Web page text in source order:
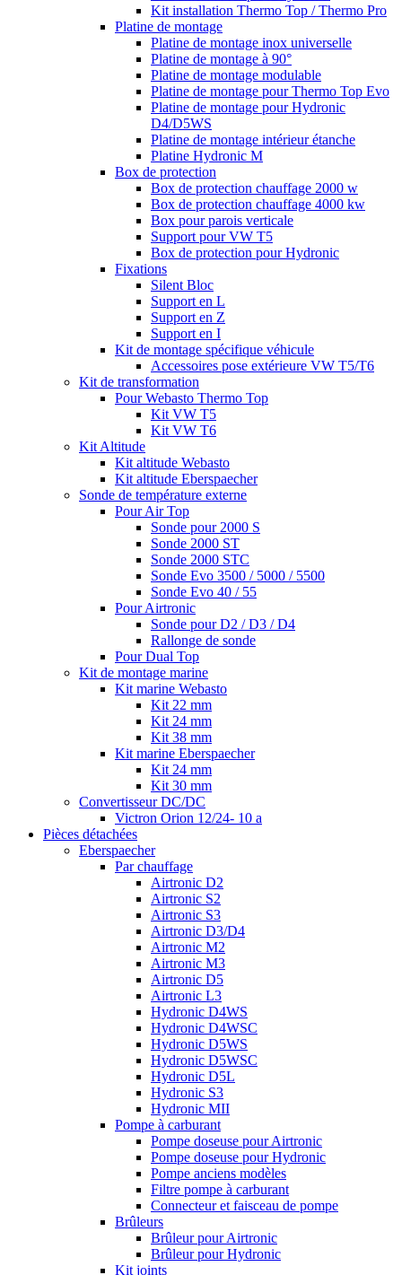
Kit installation Thermo Top / Thermo Pro
Platine de montage
Platine de montage inox universelle
Platine de montage à 90°
Platine de montage modulable
Platine de montage pour Thermo Top Evo
Platine de montage pour Hydronic
D4/D5WS
Platine de montage intérieur étanche
Platine Hydronic M
Box de protection
Box de protection chauffage 2000 w
Box de protection chauffage 4000 kw
Box pour parois verticale
Support pour VW T5
Box de protection pour Hydronic
Fixations
Silent Bloc
Support en L
Support en Z
Support en I
Kit de montage spécifique véhicule
Accessoires pose extérieure VW T5/T6
Kit de transformation
Pour Webasto Thermo Top
Kit VW T5
Kit VW T6
Kit Altitude
Kit altitude Webasto
Kit altitude Eberspaecher
Sonde de température externe
Pour Air Top
Sonde pour 2000 S
Sonde 2000 ST
Sonde 2000 STC
Sonde Evo 3500 / 5000 / 5500
Sonde Evo 40 / 55
Pour Airtronic
Sonde pour D2 / D3 / D4
Rallonge de sonde
Pour Dual Top
Kit de montage marine
Kit marine Webasto
Kit 22 mm
Kit 24 mm
Kit 38 mm
Kit marine Eberspaecher
Kit 24 mm
Kit 30 mm
Convertisseur DC/DC
Victron Orion 12/24- 10 a
Pièces détachées
Eberspaecher
Par chauffage
Airtronic D2
Airtronic S2
Airtronic S3
Airtronic D3/D4
Airtronic M2
Airtronic M3
Airtronic D5
Airtronic L3
Hydronic D4WS
Hydronic D4WSC
Hydronic D5WS
Hydronic D5WSC
Hydronic D5L
Hydronic S3
Hydronic MII
Pompe à carburant
Pompe doseuse pour Airtronic
Pompe doseuse pour Hydronic
Pompe anciens modèles
Filtre pompe à carburant
Connecteur et faisceau de pompe
Brûleurs
Brûleur pour Airtronic
Brûleur pour Hydronic
Kit joints